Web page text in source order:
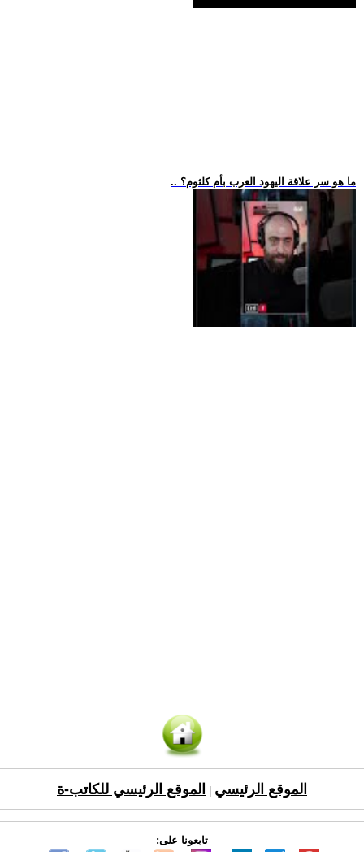
.. ما هو سر علاقة اليهود العرب بأم كلثوم؟
الموقع الرئيسي الموقع الرئيسي للكاتب-ة
تابعونا على: